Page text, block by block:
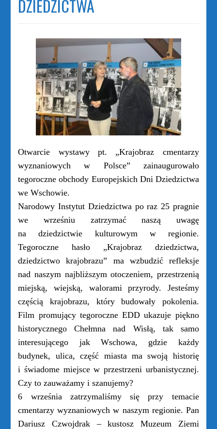
DZIEDZICTWA
Otwarcie wystawy pt. „Krajobraz cmentarzy
wyznaniowych w Polsce” zainaugurowało
tegoroczne obchody Europejskich Dni Dziedzictwa
we Wschowie.
Narodowy Instytut Dziedzictwa po raz 25 pragnie
we wrześniu zatrzymać naszą uwagę
na dziedzictwie kulturowym w regionie.
Tegoroczne hasło „Krajobraz dziedzictwa,
dziedzictwo krajobrazu” ma wzbudzić refleksje
nad naszym najbliższym otoczeniem, przestrzenią
miejską, wiejską, walorami przyrody. Jesteśmy
częścią krajobrazu, który budowały pokolenia.
Film promujący tegoroczne EDD ukazuje piękno
historycznego Chełmna nad Wisłą, tak samo
interesującego jak Wschowa, gdzie każdy
budynek, ulica, część miasta ma swoją historię
i świadome miejsce w przestrzeni urbanistycznej.
Czy to zauważamy i szanujemy?
6 września zatrzymaliśmy się przy temacie
cmentarzy wyznaniowych w naszym regionie. Pan
Dariusz Czwojdrak – kustosz Muzeum Ziemi